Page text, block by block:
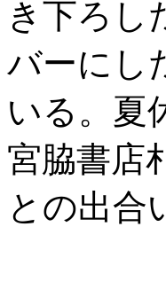
き下ろし
バーにし
いる。夏
宮脇書店
との出合